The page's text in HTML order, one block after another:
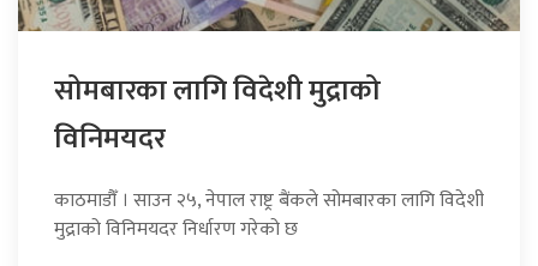
सोमबारका लागि विदेशी मुद्राको
विनिमयदर
काठमाडौँ । साउन २५, नेपाल राष्ट्र बैंकले सोमबारका लागि विदेशी
मुद्राको विनिमयदर निर्धारण गरेको छ